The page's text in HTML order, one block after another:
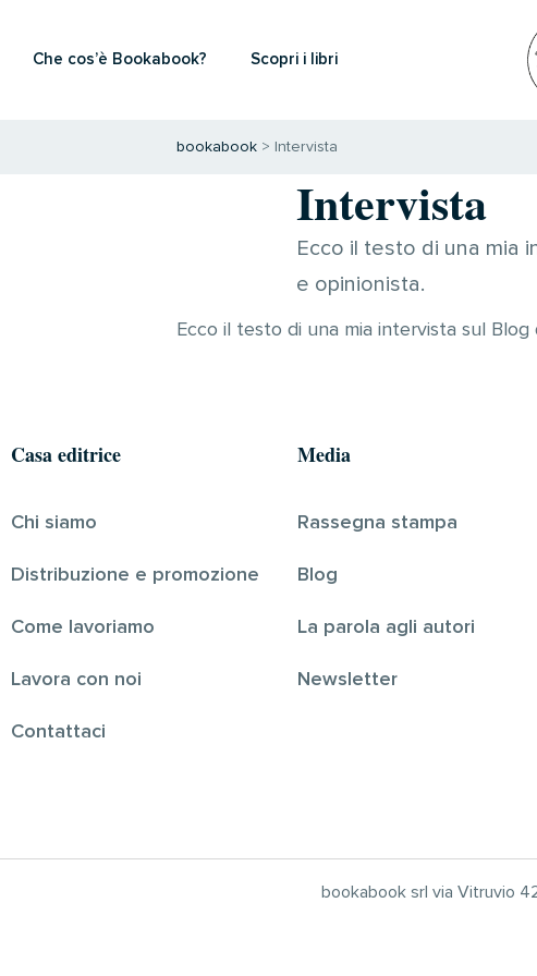
Che cos’è Bookabook? Scopri i libri
bookabook > Intervista
Intervista
Ecco il testo di una mia
e opinionista.
Ecco il testo di una mia intervista sul
Casa editrice
Chi siamo
Distribuzione e promozione
Come lavoriamo
Lavora con noi
Contattaci
Media
Rassegna stampa
Blog
La parola agli autori
Newsletter
bookabook srl via Vitruvio